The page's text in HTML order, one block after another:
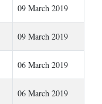
09 March 2019
09 March 2019
06 March 2019
06 March 2019